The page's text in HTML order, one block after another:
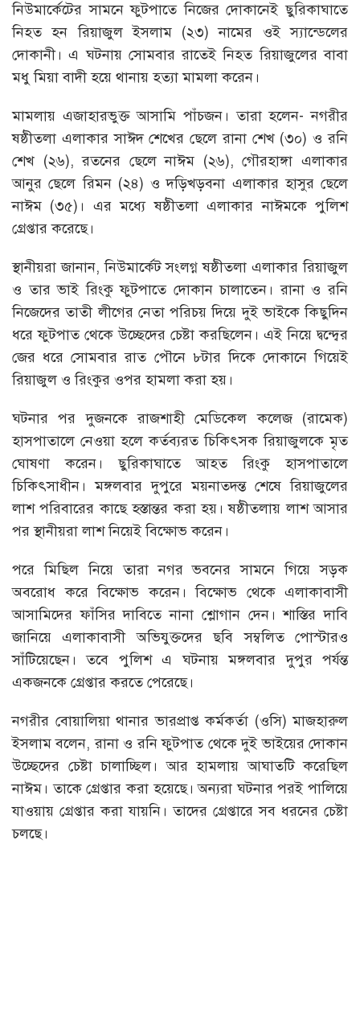
নিউমার্কেটের সামনে ফুটপাতে নিজের দোকানেই ছুরিকাঘাতে
নিহত হন রিয়াজুল ইসলাম (২৩) নামের ওই স্যান্ডেলের
দোকানী। এ ঘটনায় সোমবার রাতেই নিহত রিয়াজুলের বাবা
মধু মিয়া বাদী হয়ে থানায় হত্যা মামলা করেন।
মামলায় এজাহারভুক্ত আসামি পাঁচজন। তারা হলেন- নগরীর
ষষ্ঠীতলা এলাকার সাঈদ শেখের ছেলে রানা শেখ (৩০) ও রনি
শেখ (২৬), রতনের ছেলে নাঈম (২৬), গৌরহাঙ্গা এলাকার
আনুর ছেলে রিমন (২৪) ও দড়িখড়বনা এলাকার হাসুর ছেলে
নাঈম (৩৫)। এর মধ্যে ষষ্ঠীতলা এলাকার নাঈমকে পুলিশ
গ্রেপ্তার করেছে।
স্থানীয়রা জানান, নিউমার্কেট সংলগ্ন ষষ্ঠীতলা এলাকার রিয়াজুল
ও তার ভাই রিংকু ফুটপাতে দোকান চালাতেন। রানা ও রনি
নিজেদের তাতী লীগের নেতা পরিচয় দিয়ে দুই ভাইকে কিছুদিন
ধরে ফুটপাত থেকে উচ্ছেদের চেষ্টা করছিলেন। এই নিয়ে দ্বন্দ্বের
জের ধরে সোমবার রাত পৌনে ৮টার দিকে দোকানে গিয়েই
রিয়াজুল ও রিংকুর ওপর হামলা করা হয়।
ঘটনার পর দুজনকে রাজশাহী মেডিকেল কলেজ (রামেক)
হাসপাতালে নেওয়া হলে কর্তব্যরত চিকিৎসক রিয়াজুলকে মৃত
ঘোষণা করেন। ছুরিকাঘাতে আহত রিংকু হাসপাতালে
চিকিৎসাধীন। মঙ্গলবার দুপুরে ময়নাতদন্ত শেষে রিয়াজুলের
লাশ পরিবারের কাছে হস্তান্তর করা হয়। ষষ্ঠীতলায় লাশ আসার
পর স্থানীয়রা লাশ নিয়েই বিক্ষোভ করেন।
পরে মিছিল নিয়ে তারা নগর ভবনের সামনে গিয়ে সড়ক
অবরোধ করে বিক্ষোভ করেন। বিক্ষোভ থেকে এলাকাবাসী
আসামিদের ফাঁসির দাবিতে নানা শ্লোগান দেন। শাস্তির দাবি
জানিয়ে এলাকাবাসী অভিযুক্তদের ছবি সম্বলিত পোস্টারও
সাঁটিয়েছেন। তবে পুলিশ এ ঘটনায় মঙ্গলবার দুপুর পর্যন্ত
একজনকে গ্রেপ্তার করতে পেরেছে।
নগরীর বোয়ালিয়া থানার ভারপ্রাপ্ত কর্মকর্তা (ওসি) মাজহারুল
ইসলাম বলেন, রানা ও রনি ফুটপাত থেকে দুই ভাইয়ের দোকান
উচ্ছেদের চেষ্টা চালাচ্ছিল। আর হামলায় আঘাতটি করেছিল
নাঈম। তাকে গ্রেপ্তার করা হয়েছে। অন্যরা ঘটনার পরই পালিয়ে
যাওয়ায় গ্রেপ্তার করা যায়নি। তাদের গ্রেপ্তারে সব ধরনের চেষ্টা
চলছে।